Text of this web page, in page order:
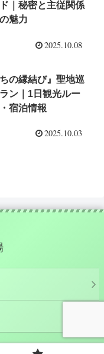
｜秘密と主従関係
魅力
2025.10.08
の縁結び』聖地巡
ン｜1日観光ルー
宿泊情報
2025.10.03